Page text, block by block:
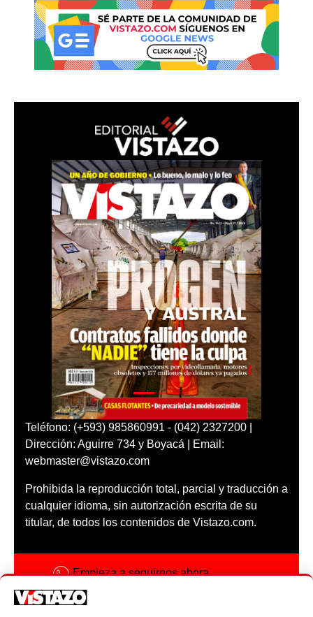
Teléfono: (+593) 985860991 - (042) 2327200 |
Dirección: Aguirre 734 y Boyacá | Email:
webmaster@vistazo.com
Prohibida la reproducción total, parcial y traducción a
cualquier idioma, sin autorización escrita de su
titular, de todos los contenidos de Vistazo.com.
Empieza a seguirnos ahora